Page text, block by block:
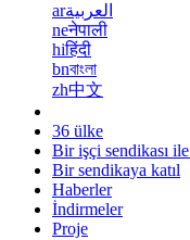
arالعربية
neनेपाली
hiहिंदी
bnবাংলা
zh中文
36 ülke
Bir işçi sendikası
Bir sendikaya katıl
Haberler
İndirmeler
Proje